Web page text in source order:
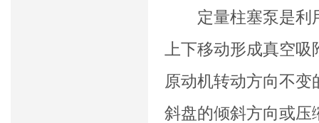
定量柱塞泵是利用
上下移动形成真空吸
原动机转动方向不
斜盘的倾斜方向或压